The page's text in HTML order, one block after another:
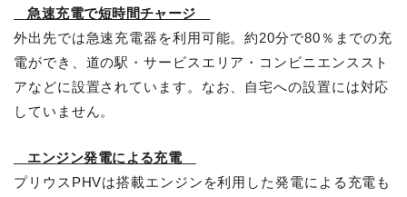
急速充電で短時間チャージ
外出先では急速充電器を利用可能。約20分で80％までの充
電ができ、道の駅・サービスエリア・コンビニエンススト
アなどに設置されています。なお、自宅への設置には対応
していません。
エンジン発電による充電
プリウスPHVは搭載エンジンを利用した発電による充電も